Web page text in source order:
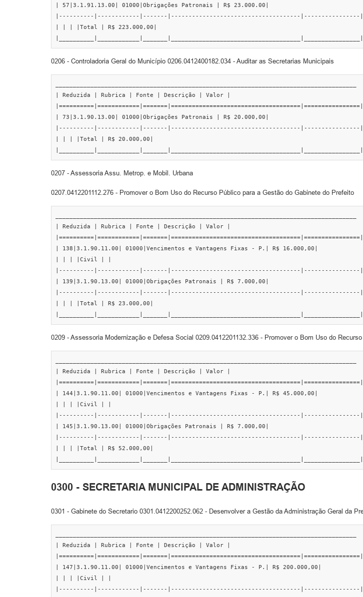
| 57|3.1.91.13.00| 01000|Obrigações Patronais | R$ 23.000.00|
|----------|------------|-------|-------------------------------------|----------------|
| | | |Total | R$ 223.000,00|
0206 - Controladoria Geral do Município 0206.0412400182.034 - Auditar as Secretarias Municipais
| Reduzida | Rubrica | Fonte | Descrição | Valor |
|==========|============|=======|=====================================|================|
| 73|3.1.90.13.00| 01000|Obrigações Patronais | R$ 20.000,00|
|----------|------------|-------|-------------------------------------|----------------|
| | | |Total | R$ 20.000,00|
0207 - Assessoria Assu. Metrop. e Mobil. Urbana
0207.0412201112.276 - Promover o Bom Uso do Recurso Público para a Gestão do Gabinete do Prefeito
| Reduzida | Rubrica | Fonte | Descrição | Valor |
|==========|============|=======|=====================================|================|
| 138|3.1.90.11.00| 01000|Vencimentos e Vantagens Fixas - P.| R$ 16.000,00|
| | | |Civil | |
|----------|------------|-------|-------------------------------------|----------------|
| 139|3.1.90.13.00| 01000|Obrigações Patronais | R$ 7.000,00|
|----------|------------|-------|-------------------------------------|----------------|
| | | |Total | R$ 23.000,00|
0209 - Assessoria Modernização e Defesa Social 0209.0412201132.336 - Promover o Bom Uso do
| Reduzida | Rubrica | Fonte | Descrição | Valor |
|==========|============|=======|=====================================|================|
| 144|3.1.90.11.00| 01000|Vencimentos e Vantagens Fixas - P.| R$ 45.000,00|
| | | |Civil | |
|----------|------------|-------|-------------------------------------|----------------|
| 145|3.1.90.13.00| 01000|Obrigações Patronais | R$ 7.000,00|
|----------|------------|-------|-------------------------------------|----------------|
| | | |Total | R$ 52.000,00|
0300 - SECRETARIA MUNICIPAL DE ADMINISTRAÇÃO
0301 - Gabinete do Secretario 0301.0412200252.062 - Desenvolver a Gestão da Administração Geral da
| Reduzida | Rubrica | Fonte | Descrição | Valor |
|==========|============|=======|=====================================|================|
| 147|3.1.90.11.00| 01000|Vencimentos e Vantagens Fixas - P.| R$ 200.000,00|
| | | |Civil | |
|----------|------------|-------|-------------------------------------|----------------|